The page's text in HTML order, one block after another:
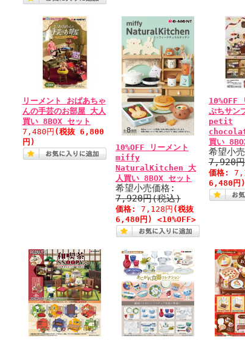
リーメント おばあちゃ
んの手芸のお部屋 大人
買い 8BOX セット
7,480円 (税抜 6,800
円)
10%OFF リーメント
miffy
NaturalKitchen 大
人買い 8BOX セット
希望小売価格:
7,920円(税込)
価格: 7,128円 (税抜
6,480円) <10%OFF>
10%OFF
ぷちサン
petit
買い
希望小
7,920
価格:
6,480円)